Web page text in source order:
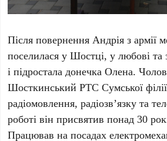
Після повернення Андрія з армії
поселилася у Шостці, у любові та
і підростала донечка Олена.
Шосткинський РТС Сумської
радіомовлення, радіозв’язку та
роботі він присвятив понад 30
Працював на посадах